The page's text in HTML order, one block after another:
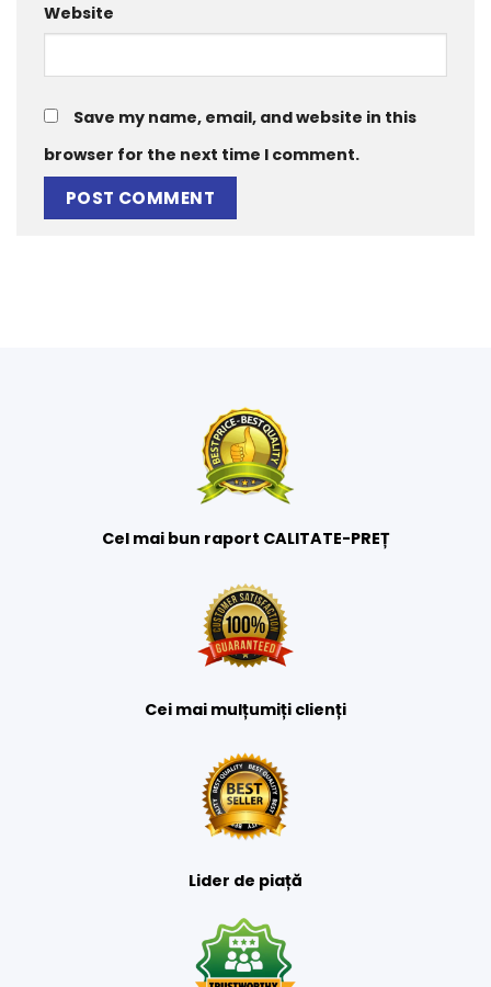
Website
Save my name, email, and website in this
browser for the next time I comment.
Cel mai bun raport CALITATE-PREȚ
Cei mai mulțumiți clienți
Lider de piață